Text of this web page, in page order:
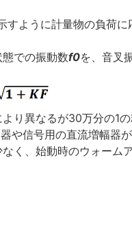
すように計量物の負荷
での振動数f0を、音叉
り異なるが30万分の1
や信号用の直流増幅器
く、始動時のウォーム